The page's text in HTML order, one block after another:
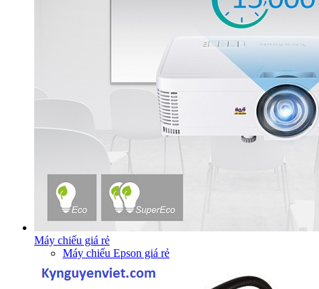
Máy chiếu giá rẻ
Máy chiếu Epson giá rẻ